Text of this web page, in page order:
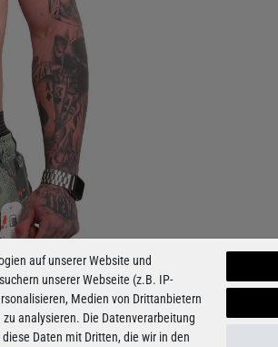
auf unserer Website und
unserer Webseite (z.B. IP-
Medien von Drittanbietern
analysieren. Die Datenverarbeitung
Daten mit Dritten, die wir in den